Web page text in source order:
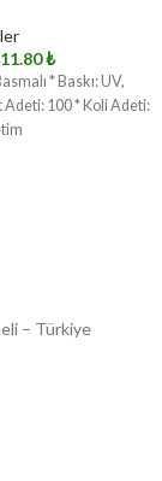
11.80₺
* Baskı: UV,
Adeti: 100 * Koli Adeti:
– Türkiye